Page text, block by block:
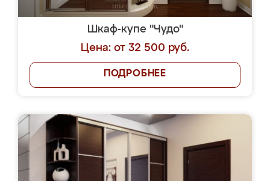
Шкаф-купе "Чудо"
Цена: от 32 500 руб.
ПОДРОБНЕЕ